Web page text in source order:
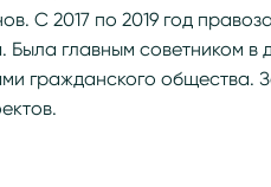
С 2017 по 2019 год
главным советником в
гражданского общества.